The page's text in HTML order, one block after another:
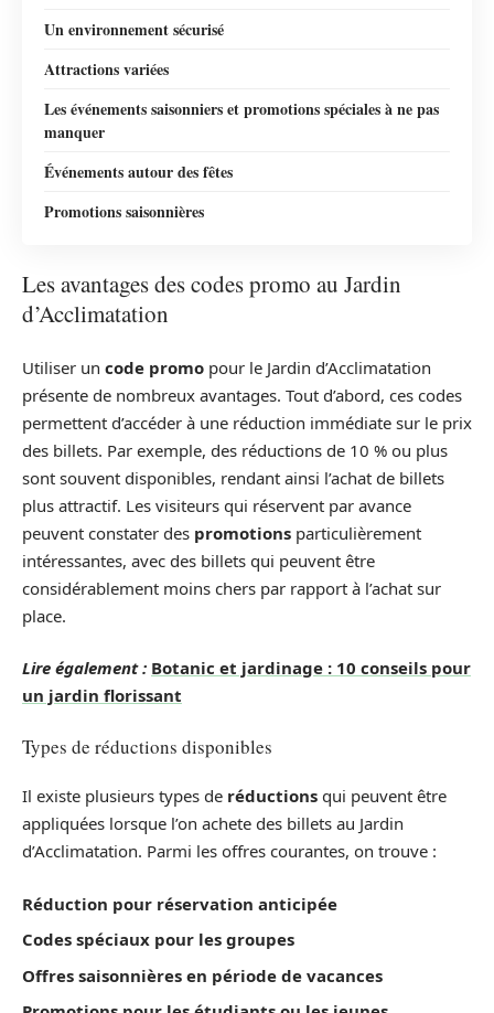
Un environnement sécurisé
Attractions variées
Les événements saisonniers et promotions spéciales à ne pas
manquer
Événements autour des fêtes
Promotions saisonnières
Les avantages des codes promo au Jardin
d’Acclimatation
Utiliser un code promo pour le Jardin d’Acclimatation
présente de nombreux avantages. Tout d’abord, ces codes
permettent d’accéder à une réduction immédiate sur le prix
des billets. Par exemple, des réductions de 10 % ou plus
sont souvent disponibles, rendant ainsi l’achat de billets
plus attractif. Les visiteurs qui réservent par avance
peuvent constater des promotions particulièrement
intéressantes, avec des billets qui peuvent être
considérablement moins chers par rapport à l’achat sur
place.
Lire également : Botanic et jardinage : 10 conseils pour
un jardin florissant
Types de réductions disponibles
Il existe plusieurs types de réductions qui peuvent être
appliquées lorsque l’on achete des billets au Jardin
d’Acclimatation. Parmi les offres courantes, on trouve :
Réduction pour réservation anticipée
Codes spéciaux pour les groupes
Offres saisonnières en période de vacances